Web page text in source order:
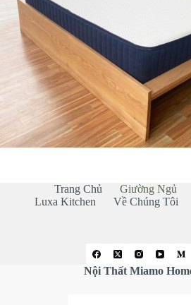
Trang Chủ Giường Ngủ
Luxa Kitchen
Về Chúng Tôi
Nội Thất Miamo